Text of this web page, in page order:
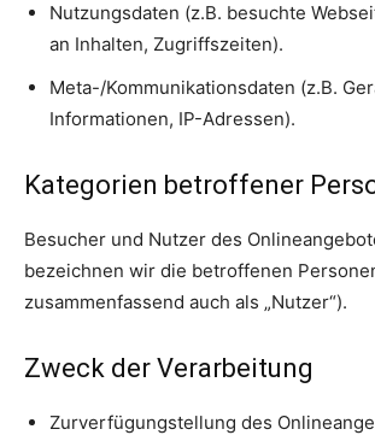
Nutzungsdaten (z.B. besuchte
an Inhalten, Zugriffszeiten).
Meta-/Kommunikationsdaten (z.B.
Informationen, IP-Adressen).
Kategorien betroffener
Besucher und Nutzer des
bezeichnen wir die betroffenen
zusammenfassend auch als „Nutzer“).
Zweck der Verarbeitung
Zurverfügungstellung des